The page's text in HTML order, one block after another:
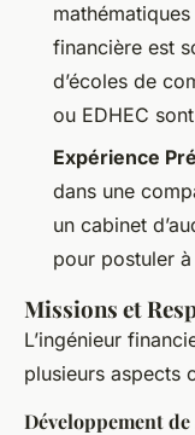
financière est
d’écoles de
ou EDHEC
Expérience
dans une
un cabinet
pour postuler
Missions et
L’ingénieur
plusieurs aspects
Développement